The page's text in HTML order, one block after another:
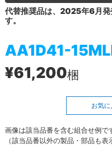
代替推奨品は、2025年6月発
す。
AA1D41-
¥61,200梱
お気に
画像は該当品番を含む組合せ例で
（該当品番以外の製品・部品も表